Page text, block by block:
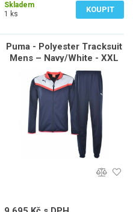
Skladem
1 ks
KOUPIT
Puma - Polyester Tracksuit
Mens – Navy/White - XXL